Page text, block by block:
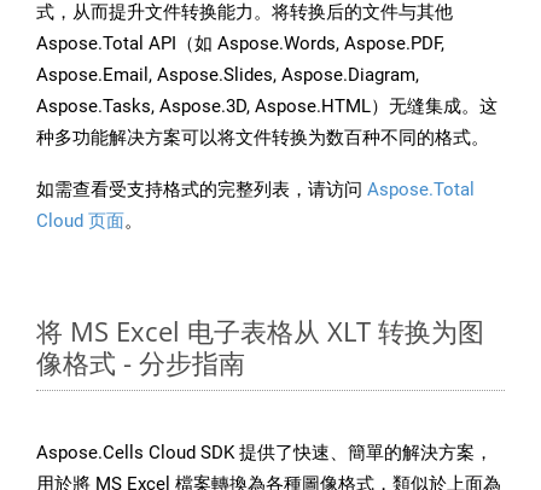
式，从而提升文件转换能力。将转换后的文件与其他
Aspose.Total API（如 Aspose.Words, Aspose.PDF,
Aspose.Email, Aspose.Slides, Aspose.Diagram,
Aspose.Tasks, Aspose.3D, Aspose.HTML）无缝集成。这
种多功能解决方案可以将文件转换为数百种不同的格式。
如需查看受支持格式的完整列表，请访问 Aspose.Total
Cloud 页面。
将 MS Excel 电子表格从 XLT 转换为图
像格式 - 分步指南
Aspose.Cells Cloud SDK 提供了快速、簡單的解決方案，
用於將 MS Excel 檔案轉換為各種圖像格式，類似於上面為